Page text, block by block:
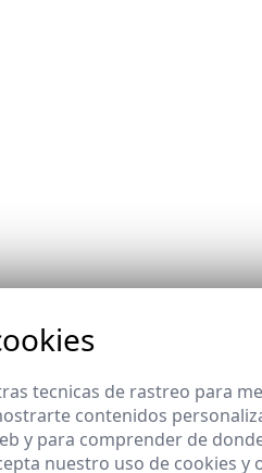
tecnicas de rastreo para
contenidos
y para comprender de
nuestro uso de cookies y